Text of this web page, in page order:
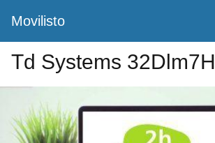
Movilisto
Td Systems 32Dlm7H